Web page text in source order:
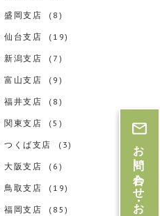
盛岡支店 (8)
仙台支店 (19)
新潟支店 (7)
富山支店 (9)
福井支店 (8)
関東支店 (5)
つくば支店 (3)
大阪支店 (6)
鳥取支店 (19)
福岡支店 (85) お問い合わせ・お見積